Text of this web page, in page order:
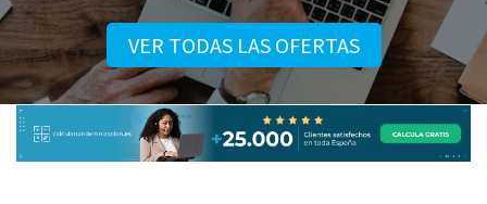
VER TODAS LAS OFERTAS